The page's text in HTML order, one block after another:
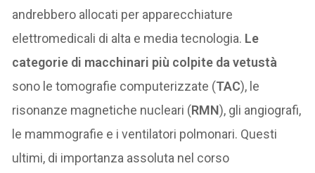
andrebbero allocati per apparecchiature
elettromedicali di alta e media tecnologia. Le
categorie di macchinari più colpite da vetustà
sono le tomografie computerizzate (TAC), le
risonanze magnetiche nucleari (RMN), gli angiografi,
le mammografie e i ventilatori polmonari. Questi
ultimi, di importanza assoluta nel corso